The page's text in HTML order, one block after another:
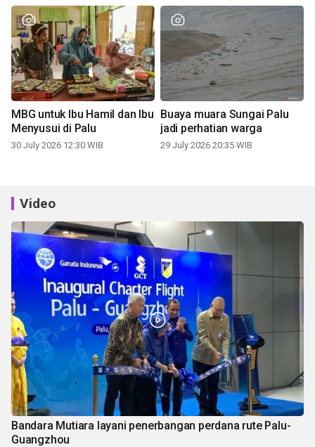
MBG untuk Ibu Hamil dan Ibu
Menyusui di Palu
30 July 2026 12:30 WIB
Buaya muara Sungai Palu
jadi perhatian warga
29 July 2026 20:35 WIB
Video
Bandara Mutiara layani penerbangan perdana rute Palu-
Guangzhou